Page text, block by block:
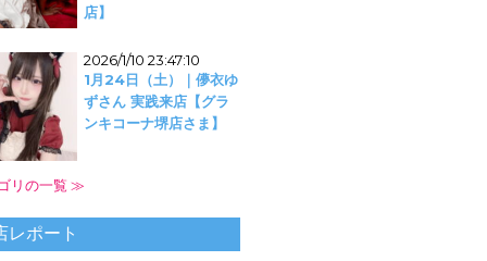
店】
2026/1/10 23:47:10
1月24日（土）｜儚衣ゆ
ずさん 実践来店【グラ
ンキコーナ堺店さま】
リの一覧 ≫
レポート